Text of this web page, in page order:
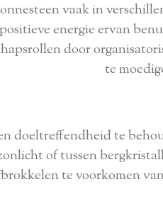
vaak in
energie ervan
door
te
doeltreffendheid te
of tussen
te voorkomen